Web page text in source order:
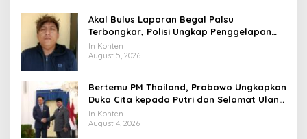
Akal Bulus Laporan Begal Palsu
Terbongkar, Polisi Ungkap Penggelapan
Uang Perusahaan untuk Crypto
In Konten
August 5, 2026
Bertemu PM Thailand, Prabowo Ungkapkan
Duka Cita kepada Putri dan Selamat Ulang
Tahun ke Raja Thailand
In Konten
August 4, 2026